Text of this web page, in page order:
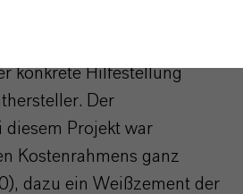
konkrete Hilfestellung
Der
diesem Projekt war
Kostenrahmens ganz
dazu ein Weißzement der